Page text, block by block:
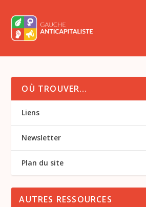
OÙ TROUVER…
Liens
Newsletter
Plan du site
AUTRES RESSOURCES